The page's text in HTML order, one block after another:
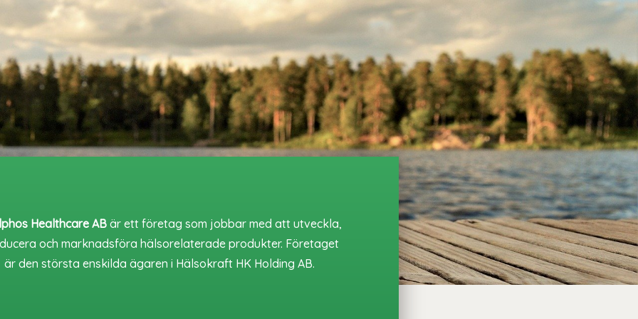
Healthcare AB är ett företag som jobbar med att utveckla,
och marknadsföra hälsorelaterade produkter. Företaget
är den största enskilda ägaren i Hälsokraft HK Holding AB.